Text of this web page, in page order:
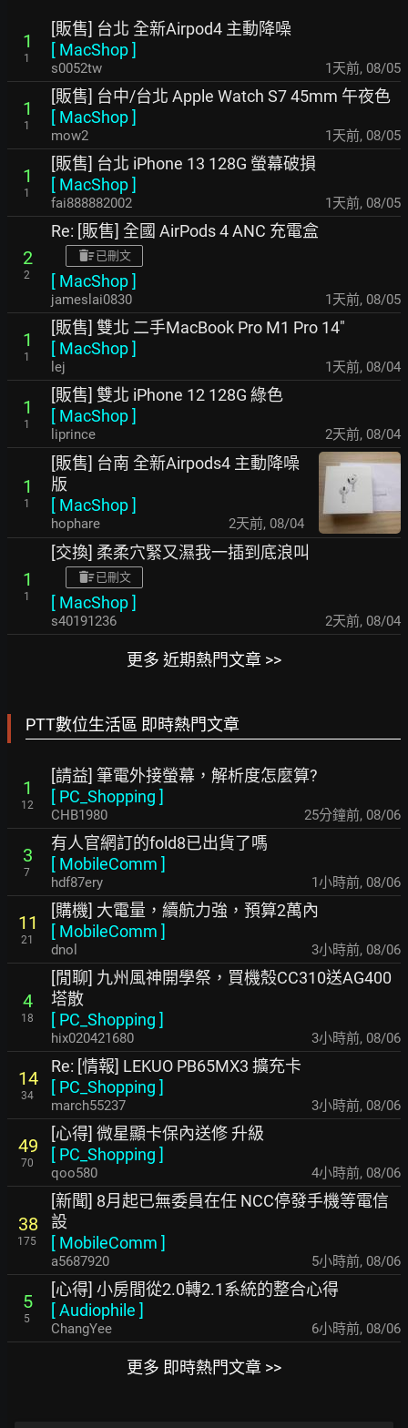
1
1
[販售] 台北 全新Airpod4 主動降噪
[ MacShop]
s0052tw 1天前, 08/05
1
1
[販售] 台中/台北 Apple Watch S7 45mm 午夜色
[ MacShop]
mow2 1天前, 08/05
1
1
[販售] 台北 iPhone 13 128G 螢幕破損
[ MacShop]
fai888882002 1天前, 08/05
2
2
Re: [販售] 全國 AirPods 4 ANC 充電盒
已刪文
[ MacShop]
jameslai0830 1天前, 08/05
1
1
[販售] 雙北 二手MacBook Pro M1 Pro 14"
[ MacShop]
lej 1天前, 08/04
1
1
[販售] 雙北 iPhone 12 128G 綠色
[ MacShop]
liprince 2天前, 08/04
1
1
[販售] 台南 全新Airpods4 主動降噪
版
[ MacShop]
hophare 2天前, 08/04
1
1
[交換] 柔柔穴緊又濕我一插到底浪叫
已刪文
[ MacShop]
s40191236 2天前, 08/04
更多 近期熱門文章 >>
PTT數位生活區 即時熱門文章
1
12
[請益] 筆電外接螢幕，解析度怎麼算?
[ PC_Shopping ]
CHB1980 26分鐘前, 08/06
3
7
有人官網訂的fold8已出貨了嗎
[ MobileComm ]
hdf87ery 1小時前, 08/06
11
21
[購機] 大電量，續航力強，預算2萬內
[ MobileComm ]
dnol 3小時前, 08/06
4
18
[閒聊] 九州風神開學祭，買機殼CC310送AG400
塔散
[ PC_Shopping ]
hix020421680 3小時前, 08/06
14
34
Re: [情報] LEKUO PB65MX3 擴充卡
[ PC_Shopping ]
march55237 3小時前, 08/06
49
70
[心得] 微星顯卡保內送修 升級
[ PC_Shopping ]
qoo580 4小時前, 08/06
38
175
[新聞] 8月起已無委員在任 NCC停發手機等電信
設
[ MobileComm ]
a5687920 5小時前, 08/06
5
5
[心得] 小房間從2.0轉2.1系統的整合心得
[Audiophile ]
ChangYee 6小時前, 08/06
更多 即時熱門文章 >>